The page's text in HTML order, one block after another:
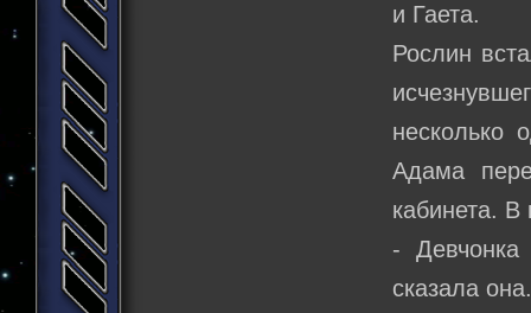
и Гаета.
Рослин
несколько
Адама
кабинета.
-
сказала